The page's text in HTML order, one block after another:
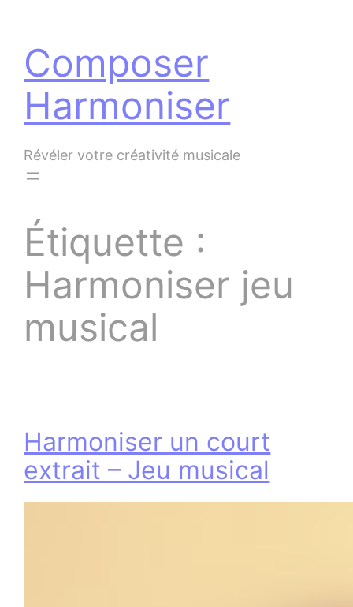
contenu
Composer
Harmoniser
Révéler votre créativité musicale
Étiquette :
Harmoniser jeu
musical
Harmoniser un court
extrait – Jeu musical